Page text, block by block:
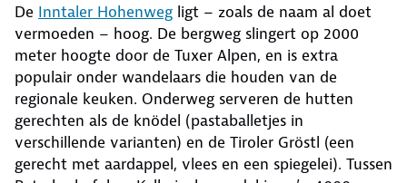
De Inntaler Hohenweg ligt – zoals de naam al doet
vermoeden – hoog. De bergweg slingert op 2000
meter hoogte door de Tuxer Alpen, en is extra
populair onder wandelaars die houden van de
regionale keuken. Onderweg serveren de hutten
gerechten als de knödel (pastaballetjes in
verschillende varianten) en de Tiroler Gröstl (een
gerecht met aardappel, vlees en een spiegelei). Tussen